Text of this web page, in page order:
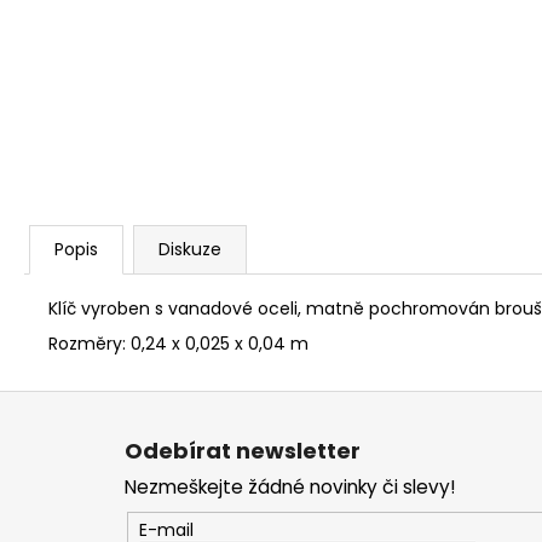
Popis Diskuze
Klíč vyroben s vanadové oceli, matně pochromován
Rozměry: 0,24 x 0,025 x 0,04 m
Z
Odebírat newsletter
Nezmeškejte žádné novinky či slevy!
E-mail